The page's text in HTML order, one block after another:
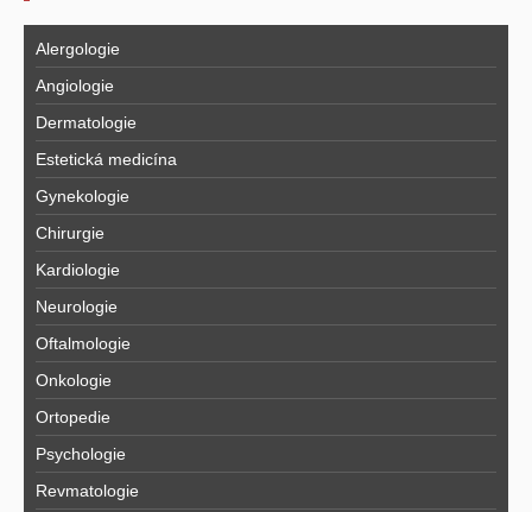
Alergologie
Angiologie
Dermatologie
Estetická medicína
Gynekologie
Chirurgie
Kardiologie
Neurologie
Oftalmologie
Onkologie
Ortopedie
Psychologie
Revmatologie